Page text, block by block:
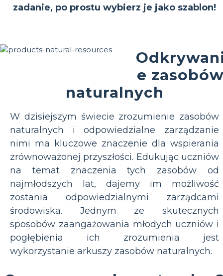
zadanie, po prostu wybierz je jako szablon!
e
naturalnych
W dzisiejszym świecie zrozumienie zasobów
naturalnych i odpowiedzialne zarządzanie
nimi ma kluczowe znaczenie dla wspierania
zrównoważonej przyszłości. Edukując uczniów
na temat znaczenia tych zasobów od
najmłodszych lat, dajemy im możliwość
zostania odpowiedzialnymi zarządcami
środowiska. Jednym ze skutecznych
sposobów zaangażowania młodych uczniów i
pogłębienia ich zrozumienia jest
wykorzystanie arkuszy zasobów naturalnych.